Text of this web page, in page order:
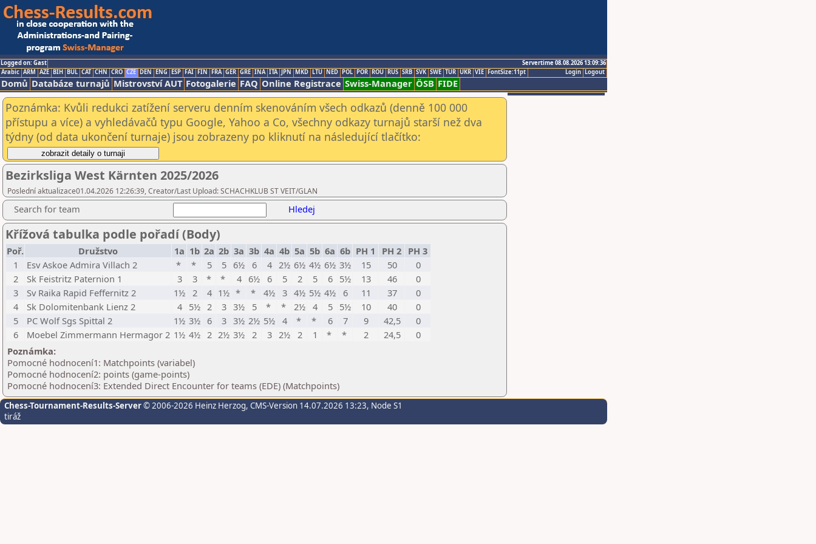
Logged on: Gast
Servertime 08.08.2026 13:09:36
Logout
Login
Arabic ARM AZE BIH BUL CAT CHN CRO CZE DEN ENG ESP FAI FIN FRA GER GRE INA ITA JPN MKD LTU NED POL POR ROU RUS SRB SVK SWE TUR UKR VIE FontSize:11pt
Domů Databáze turnajů Mistrovství AUT Fotogalerie FAQ Online Registrace Swiss-Manager ÖSB FIDE
Poznámka: Kvůli redukci zatížení serveru denním skenováním všech odkazů (denně 100 000
přístupu a více) a vyhledávačů typu Google, Yahoo a Co, všechny odkazy turnajů starší než dva
týdny (od data ukončení turnaje) jsou zobrazeny po kliknutí na následující tlačítko:
Bezirksliga West Kärnten 2025/2026
Poslední aktualizace01.04.2026 12:26:39, Creator/Last Upload: SCHACHKLUB ST VEIT/GLAN
Search for team Hledej
Křížová tabulka podle pořadí (Body)
Poř. Družstvo 1a 1b 2a 2b 3a 3b 4a 4b 5a 5b 6a 6b PH 1 PH 2 PH 3
1
Esv Askoe Admira Villach 2 * * 5 5 6½ 6 4 2½ 6½ 4½ 6½ 3½ 15 50
0
2
Sk Feistritz Paternion 1 3 3 * * 4 6½ 6 5 2 5 6 5½ 13 46
0
3
Sv Raika Rapid Feffernitz 2 1½ 2 4 1½ * * 4½ 3 4½ 5½ 4½ 6 11 37
0
4
Sk Dolomitenbank Lienz 2 4 5½ 2 3 3½ 5 * * 2½ 4 5 5½ 10 40
0
5
PC Wolf Sgs Spittal 2 1½ 3½ 6 3 3½ 2½ 5½ 4 * * 6 7 9 42,5
0
6
Moebel Zimmermann Hermagor 2 1½ 4½ 2 2½ 3½ 2 3 2½ 2 1 * * 2 24,5
0
Poznámka:
Pomocné hodnocení1: Matchpoints (variabel)
Pomocné hodnocení2: points (game-points)
Pomocné hodnocení3: Extended Direct Encounter for teams (EDE) (Matchpoints)
Chess-Tournament-Results-Server© 2006-2026 Heinz Herzog, CMS-Version 14.07.2026 13:23, Node S1
tiráž